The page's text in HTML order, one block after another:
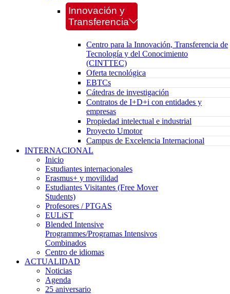
Innovación y
Transferencia
Centro para la Innovación, Transferencia de
Tecnología y del Conocimiento
(CINTTEC)
Oferta tecnológica
EBTCs
Cátedras de investigación
Contratos de I+D+i con entidades y
empresas
Propiedad intelectual e industrial
Proyecto Umotor
Campus de Excelencia Internacional
INTERNACIONAL
Inicio
Estudiantes internacionales
Erasmus+ y movilidad
Estudiantes Visitantes (Free Mover
Students)
Profesores / PTGAS
EULiST
Blended Intensive
Programmes/Programas Intensivos
Combinados
Centro de idiomas
ACTUALIDAD
Noticias
Agenda
25 aniversario